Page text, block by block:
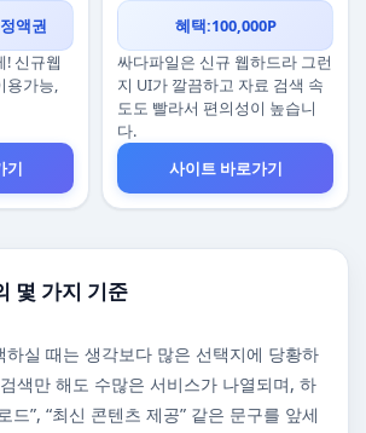
액권
! 신규웹
용가능,
기
혜택:100,000P
싸다파일은 신규 웹하드라 그런
지 UI가 깔끔하고 자료 검색 속
도도 빨라서 편의성이 높습니
다.
사이트 바로가기
몇 가지 기준
하실 때는 생각보다 많은 선택지에 당황하
색만 해도 수많은 서비스가 나열되며, 하
드”, “최신 콘텐츠 제공” 같은 문구를 앞세